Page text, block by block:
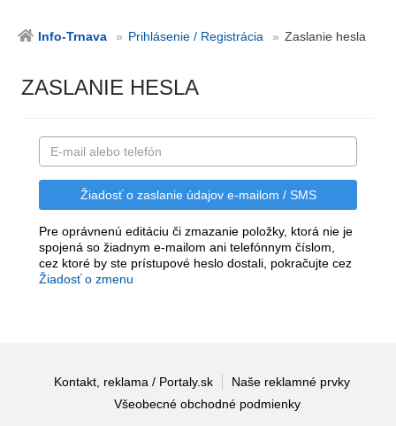
Info-Trnava Prihlásenie / Registrácia Zaslanie hesla
ZASLANIE HESLA
Pre oprávnenú editáciu či zmazanie položky, ktorá nie je
spojená so žiadnym e-mailom ani telefónnym číslom,
cez ktoré by ste prístupové heslo dostali, pokračujte cez
Žiadosť o zmenu
Kontakt, reklama / Portaly.sk
Naše reklamné prvky
Všeobecné obchodné podmienky